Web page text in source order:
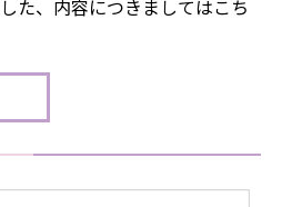
た、内容につきましてはこち